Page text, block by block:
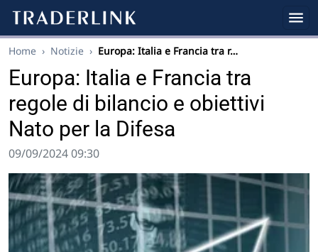
Home › Notizie › Europa: Italia e Francia tra r…
Europa: Italia e Francia tra
regole di bilancio e obiettivi
Nato per la Difesa
09/09/2024 09:30